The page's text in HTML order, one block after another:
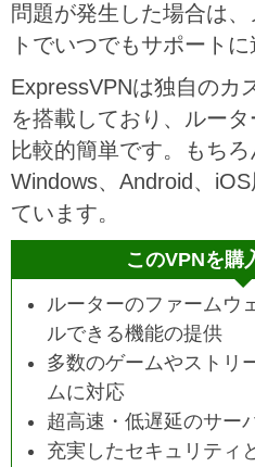
問題が発生した場合は
トでいつでもサポートに
ExpressVPNは独自のカ
を搭載しており、ルー
比較的簡単です。もちろ
Windows、Android、
ています。
このVPNを購
ルーターのファームウ
ルできる機能の提供
多数のゲームやストリ
ムに対応
超高速・低遅延のサー
充実したセキュリティ